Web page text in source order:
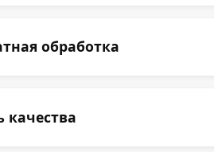
обработка
качества